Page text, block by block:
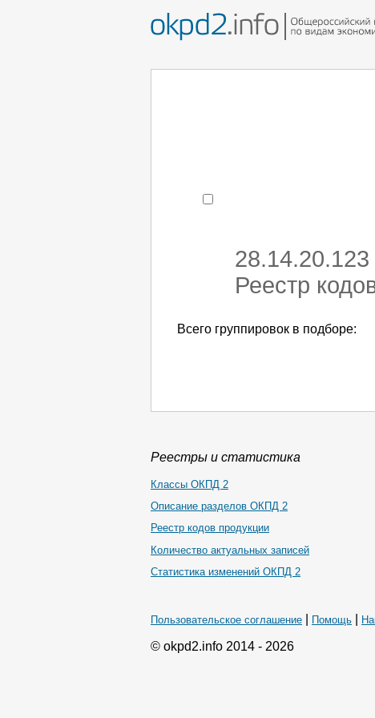
Реестр
Всего группировок в подборе:
Реестры и статистика
Классы ОКПД 2
Описание разделов ОКПД 2
Реестр кодов продукции
Количество актуальных записей
Статистика изменений ОКПД 2
Пользовательское соглашение Помощь
© okpd2.info 2014 - 2026